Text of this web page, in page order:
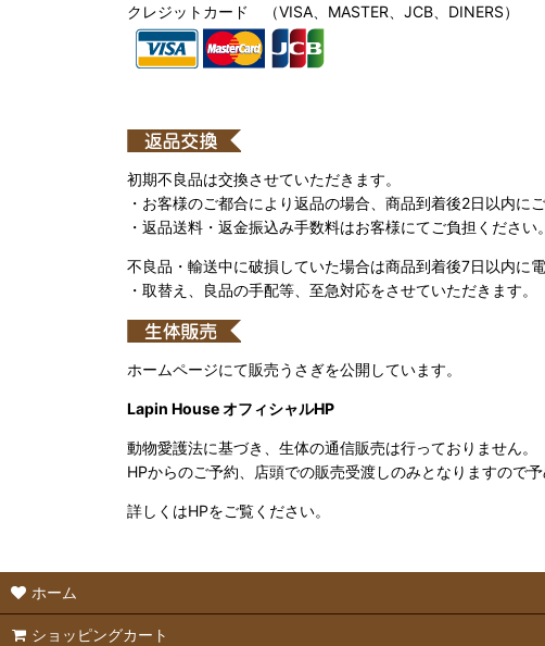
クレジットカード （VISA、MASTER、JCB、DINERS）
初期不良品は交換させていただきます。
・お客様のご都合により返品の場合、商品到着後2日以内に
・返品送料・返金振込み手数料はお客様にてご負担ください。
不良品・輸送中に破損していた場合は商品到着後7日以内に
・取替え、良品の手配等、至急対応をさせていただきます。
ホームページにて販売うさぎを公開しています。
Lapin House オフィシャルHP
動物愛護法に基づき、生体の通信販売は行っておりません。
HPからのご予約、店頭での販売受渡しのみとなりますので予
詳しくはHPをご覧ください。
ホーム
ショッピングカート